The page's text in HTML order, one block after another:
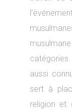
aussi
sert à
religion et